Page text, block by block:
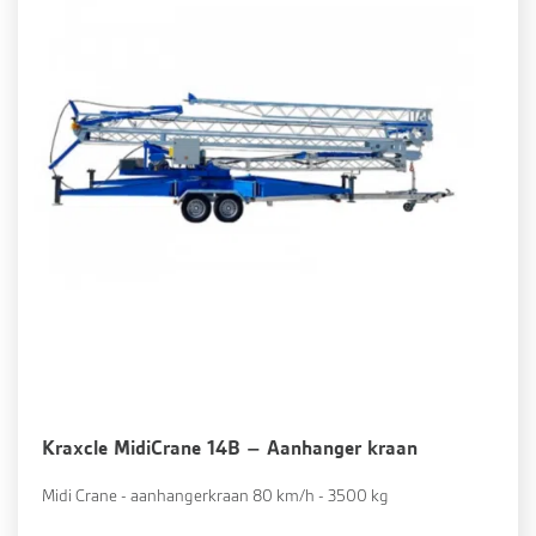
Kraxcle MidiCrane 14B – Aanhanger kraan
Midi Crane - aanhangerkraan 80 km/h - 3500 kg